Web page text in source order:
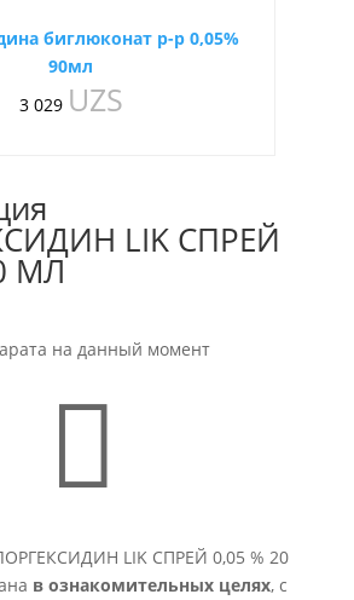
биглюконат р-р 0,05%
90мл
3 029 UZS
LIK СПРЕЙ
МЛ
на данный момент

LIK СПРЕЙ 0,05 % 20
в ознакомительных целях, с